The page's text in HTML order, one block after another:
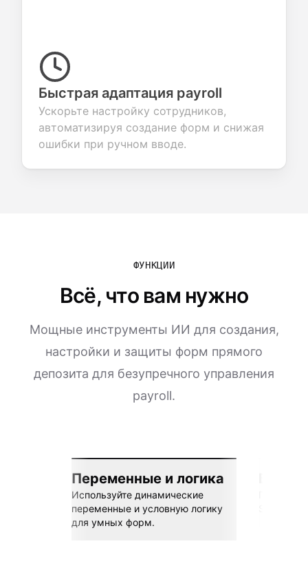
Быстрая адаптация payroll
Ускорьте настройку сотрудников,
автоматизируя создание форм и снижая
ошибки при ручном вводе.
ФУНКЦИИ
Всё, что вам нужно
Мощные инструменты ИИ для создания,
настройки и защиты форм прямого
депозита для безупречного управления
payroll.
Переменные и логика
Используйте динамические
переменные и условную логику
для умных форм.